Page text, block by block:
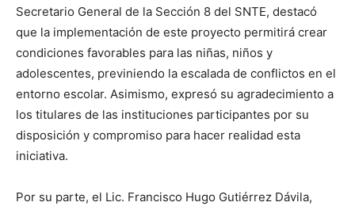
Secretario General de la Sección 8 del SNTE, destacó
que la implementación de este proyecto permitirá crear
condiciones favorables para las niñas, niños y
adolescentes, previniendo la escalada de conflictos en el
entorno escolar. Asimismo, expresó su agradecimiento a
los titulares de las instituciones participantes por su
disposición y compromiso para hacer realidad esta
iniciativa.
Por su parte, el Lic. Francisco Hugo Gutiérrez Dávila,